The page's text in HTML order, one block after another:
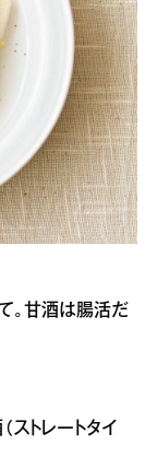
。甘酒は腸活だ
トレートタイ